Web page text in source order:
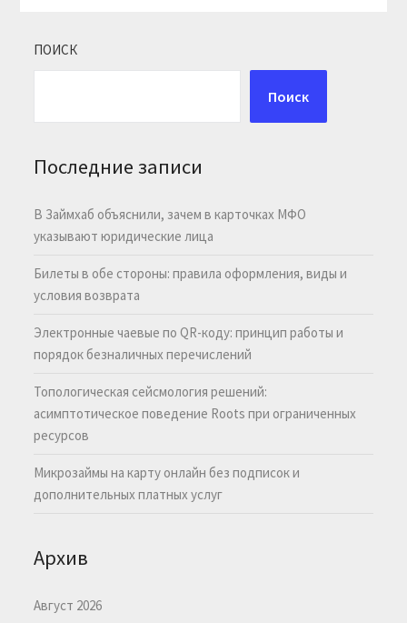
ПОИСК
Поиск
Последние записи
В Займхаб объяснили, зачем в карточках МФО
указывают юридические лица
Билеты в обе стороны: правила оформления, виды и
условия возврата
Электронные чаевые по QR-коду: принцип работы и
порядок безналичных перечислений
Топологическая сейсмология решений:
асимптотическое поведение Roots при ограниченных
ресурсов
Микрозаймы на карту онлайн без подписок и
дополнительных платных услуг
Архив
Август 2026